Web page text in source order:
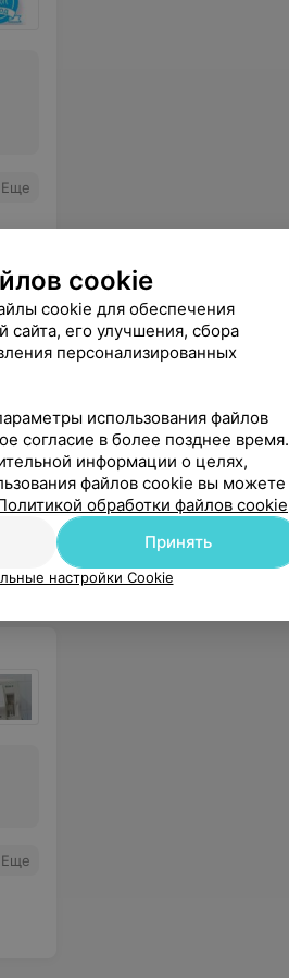
Еще
Еще
Еще
cookie
cookie для обеспечения
сайта, его улучшения, сбора
персонализированных
использования файлов
согласие в более позднее время.
информации о целях,
файлов cookie вы можете
обработки файлов cookie
Принять
настройки Cookie